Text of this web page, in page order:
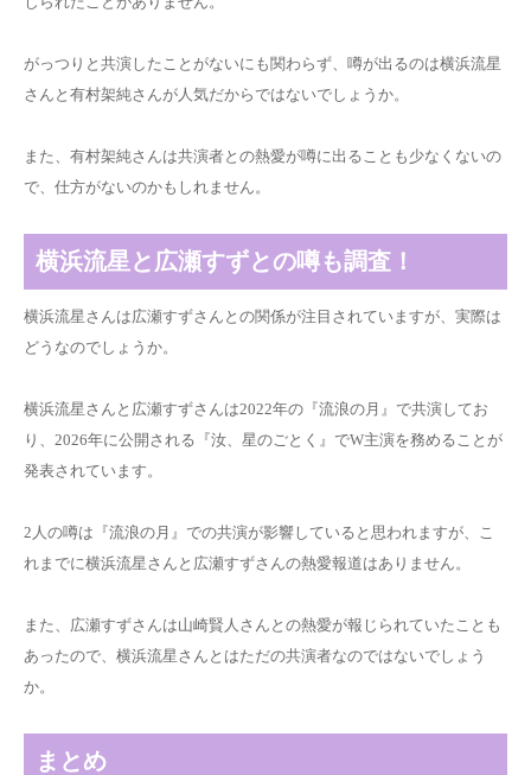
がっつりと共演したことがないにも関わらず、噂が出るのは横浜流星
さんと有村架純さんが人気だからではないでしょうか。
また、有村架純さんは共演者との熱愛が噂に出ることも少なくないの
で、仕方がないのかもしれません。
横浜流星と広瀬すずとの噂も調査！
横浜流星さんは広瀬すずさんとの関係が注目されていますが、実際は
どうなのでしょうか。
横浜流星さんと広瀬すずさんは2022年の『流浪の月』で共演してお
り、2026年に公開される『汝、星のごとく』でW主演を務めることが
発表されています。
2人の噂は『流浪の月』での共演が影響していると思われますが、こ
れまでに横浜流星さんと広瀬すずさんの熱愛報道はありません。
また、広瀬すずさんは山崎賢人さんとの熱愛が報じられていたことも
あったので、横浜流星さんとはただの共演者なのではないでしょう
か。
まとめ